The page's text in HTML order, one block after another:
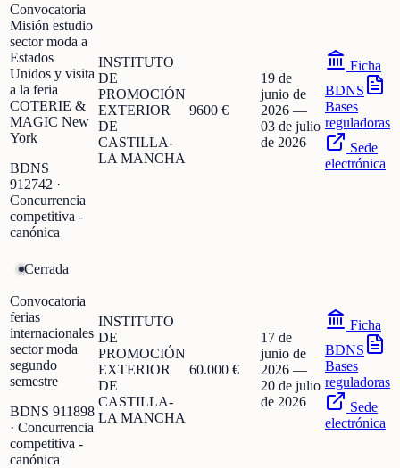
Convocatoria
Misión estudio
sector moda a
Estados
Unidos y visita
a la feria
COTERIE &
MAGIC New
York
BDNS
912742 ·
Concurrencia
competitiva -
canónica
INSTITUTO
DE
PROMOCIÓN
EXTERIOR
DE
CASTILLA-
LA MANCHA
9600 €
19 de
junio de
2026 —
03 de julio
de 2026
Ficha
BDNS
Bases
reguladoras
Sede
electrónica
Cerrada
Convocatoria
ferias
internacionales
sector moda
segundo
semestre
BDNS 911898
· Concurrencia
competitiva -
canónica
INSTITUTO
DE
PROMOCIÓN
EXTERIOR
DE
CASTILLA-
LA MANCHA
60.000 €
17 de
junio de
2026 —
20 de julio
de 2026
Ficha
BDNS
Bases
reguladoras
Sede
electrónica